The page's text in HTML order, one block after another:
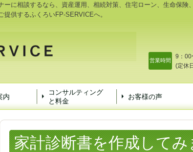
ーに相談するなら、資産運用、相続対策、住宅ローン、生命保
供するふくろいFP-SERVICEへ。
山梨3-7-1
営業時間
9：00
(定休
内
コンサルティング
と料金
お客様の声
家計診断書を作成して